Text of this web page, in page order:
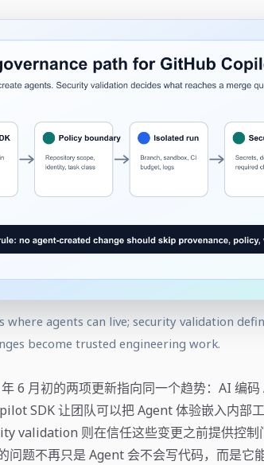
where agents can live; security validation
become trusted engineering work.
6 月初的两项更新指向同一个趋势：AI 编
SDK 让团队可以把 Agent 体验嵌入内
validation 则在信任这些变更之前提供控制
问题不再只是 Agent 会不会写代码，而是它